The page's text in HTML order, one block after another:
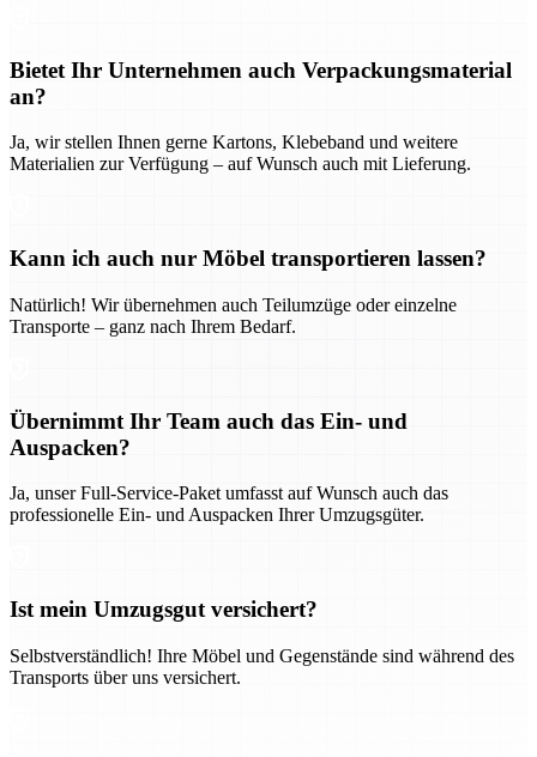
Bietet Ihr Unternehmen auch Verpackungsmaterial
an?
Ja, wir stellen Ihnen gerne Kartons, Klebeband und weitere
Materialien zur Verfügung – auf Wunsch auch mit Lieferung.
Kann ich auch nur Möbel transportieren lassen?
Natürlich! Wir übernehmen auch Teilumzüge oder einzelne
Transporte – ganz nach Ihrem Bedarf.
Übernimmt Ihr Team auch das Ein- und
Auspacken?
Ja, unser Full-Service-Paket umfasst auf Wunsch auch das
professionelle Ein- und Auspacken Ihrer Umzugsgüter.
Ist mein Umzugsgut versichert?
Selbstverständlich! Ihre Möbel und Gegenstände sind während des
Transports über uns versichert.